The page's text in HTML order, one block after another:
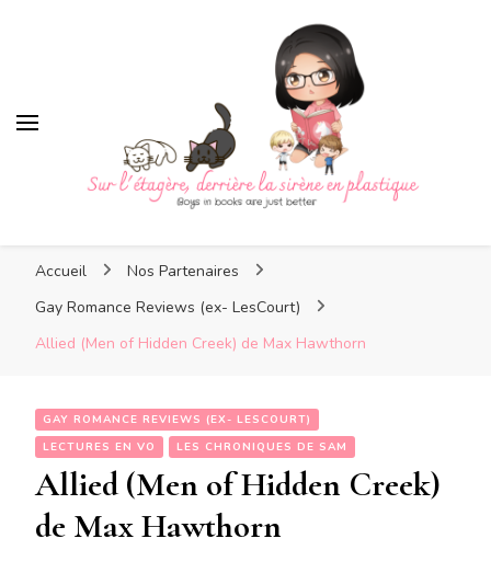
Sur l'étagère, derrière la
sirène en plastique
sirène en plastique
Accueil
Nos Partenaires
Gay Romance Reviews (ex- LesCourt)
Allied (Men of Hidden Creek) de Max Hawthorn
GAY ROMANCE REVIEWS (EX- LESCOURT)
LECTURES EN VO
LES CHRONIQUES DE SAM
Allied (Men of Hidden Creek)
de Max Hawthorn